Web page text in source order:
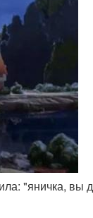
"яничка, вы